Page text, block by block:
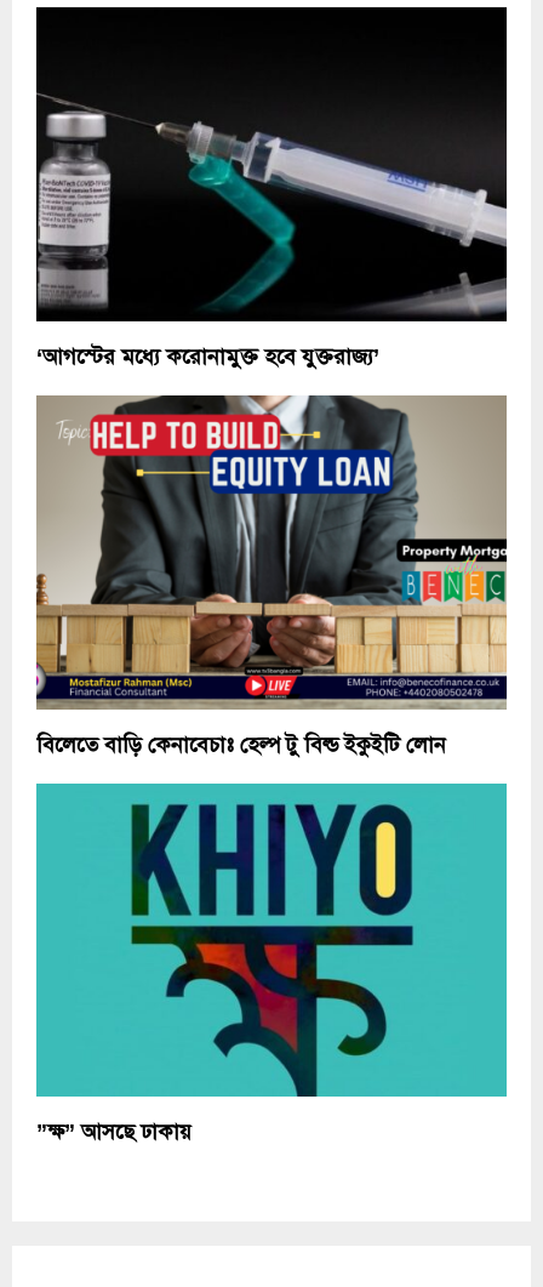
‘আগস্টের মধ্যে করোনামুক্ত হবে যুক্তরাজ্য’
বিলেতে বাড়ি কেনাবেচাঃ হেল্প টু বিল্ড ইকুইটি লোন
”ক্ষ” আসছে ঢাকায়